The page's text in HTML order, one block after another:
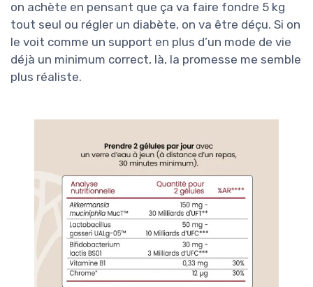
on achète en pensant que ça va faire fondre 5 kg
tout seul ou régler un diabète, on va être déçu. Si on
le voit comme un support en plus d’un mode de vie
déjà un minimum correct, là, la promesse me semble
plus réaliste.